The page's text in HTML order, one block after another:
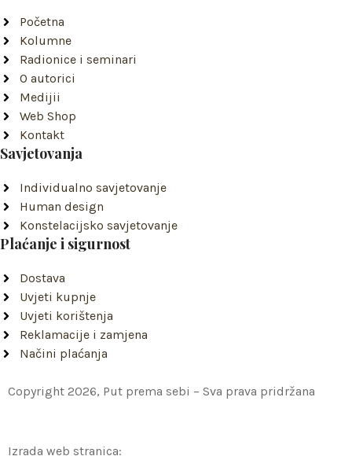
b
o
o
k
-
f
a
g
r
a
e
Početna
Kolumne
Radionice i seminari
O autorici
Medijii
Web Shop
Kontakt
Savjetovanja
Individualno savjetovanje
Human design
Konstelacijsko savjetovanje
Plaćanje i sigurnost
Dostava
Uvjeti kupnje
Uvjeti korištenja
Reklamacije i zamjena
Načini plaćanja
Copyright 2026, Put prema sebi – Sva prava pridržana
Izrada web stranica: